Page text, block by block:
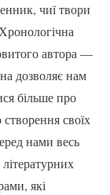
чиї твори
автора —
дозволяє нам
більше про
своїх
нами весь
які